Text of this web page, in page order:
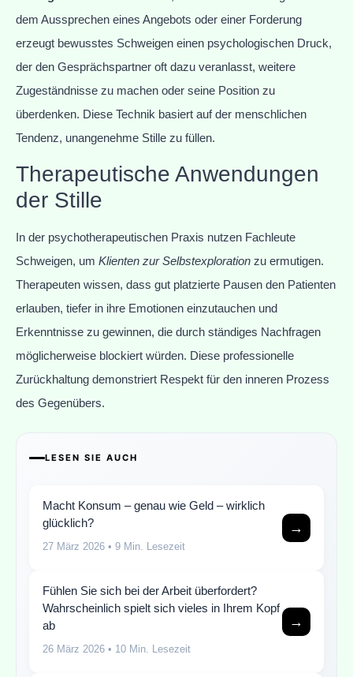
dem Aussprechen eines Angebots oder einer Forderung
erzeugt bewusstes Schweigen einen psychologischen Druck,
der den Gesprächspartner oft dazu veranlasst, weitere
Zugeständnisse zu machen oder seine Position zu
überdenken. Diese Technik basiert auf der menschlichen
Tendenz, unangenehme Stille zu füllen.
Therapeutische Anwendungen
der Stille
In der psychotherapeutischen Praxis nutzen Fachleute
Schweigen, um Klienten zur Selbstexploration zu ermutigen.
Therapeuten wissen, dass gut platzierte Pausen den Patienten
erlauben, tiefer in ihre Emotionen einzutauchen und
Erkenntnisse zu gewinnen, die durch ständiges Nachfragen
möglicherweise blockiert würden. Diese professionelle
Zurückhaltung demonstriert Respekt für den inneren Prozess
des Gegenübers.
LESEN SIE AUCH
Macht Konsum – genau wie Geld – wirklich
glücklich?
27 März 2026 • 9 Min. Lesezeit
→
Fühlen Sie sich bei der Arbeit überfordert?
Wahrscheinlich spielt sich vieles in Ihrem Kopf
ab
26 März 2026 • 10 Min. Lesezeit
→